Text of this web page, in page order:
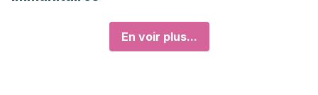
En voir plus...